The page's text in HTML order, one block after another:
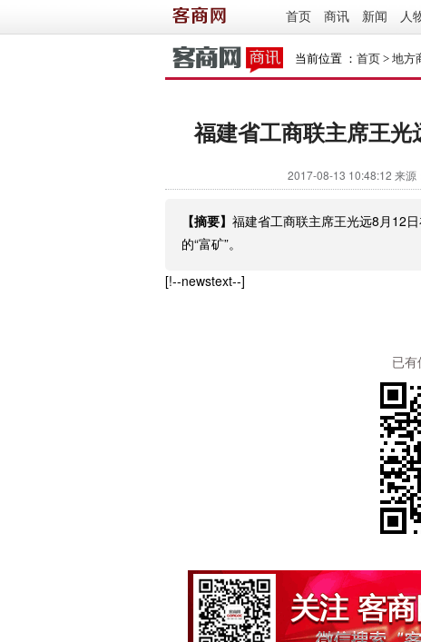
首页 商讯 新闻 人
当前位置 ： 首页 > 地方
福建省工商联主席王光
2017-08-13 10:48:12 来源
【摘要】 福建省工商联主席王光远8月12
的“富矿”。
[!--newstext--]
已有